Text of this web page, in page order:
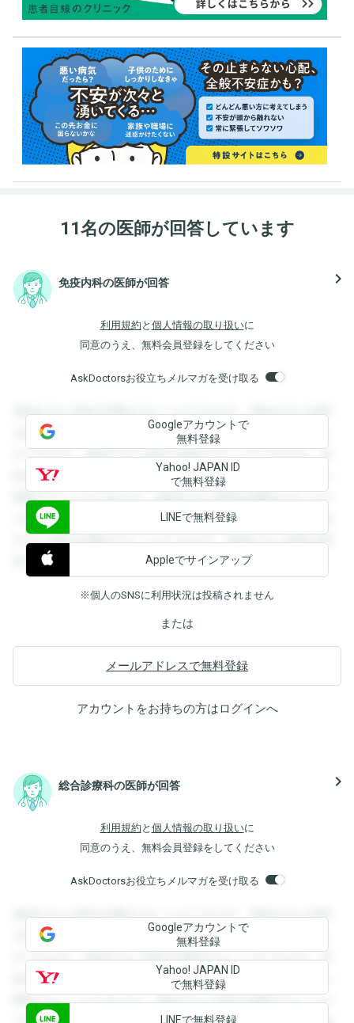
11名の医師が回答しています
免疫内科の医師が回答 navigate_next
利用規約 と 個人情報の取り扱いに
同意のうえ、無料会員登録をしてください
AskDoctorsお役立ちメルマガを受け取る
登録すると回答を閲覧することができます。登録すると回答
を閲覧することができます。登録すると回答を閲覧すること
ができます。登録すると回答を閲覧することができます。登
録すると回答を閲覧することができます。登録すると回答を
閲覧することができます。登録すると回答を閲覧することが
できます。登録すると回答を閲覧することができます。登録
すると回答を閲覧することができます。登録すると回答を閲
覧することができます。
Googleアカウントで
無料登録
Yahoo! JAPAN ID
で無料登録
LINEで無料登録
Appleでサインアップ
※個人のSNSに利用状況は投稿されません
または
メールアドレスで無料登録
アカウントをお持ちの方はログインへ
総合診療科の医師が回答 navigate_next
利用規約 と 個人情報の取り扱いに
同意のうえ、無料会員登録をしてください
AskDoctorsお役立ちメルマガを受け取る
登録すると回答を閲覧することができます。登録すると回答
を閲覧することができます。登録すると回答を閲覧すること
ができます。登録すると回答を閲覧することができます。登
録すると回答を閲覧することができます。登録すると回答を
閲覧することができます。登録すると回答を閲覧することが
Googleアカウントで
無料登録
Yahoo! JAPAN ID
で無料登録
LINEで無料登録